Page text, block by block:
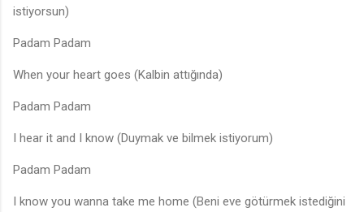
istiyorsun)
Padam Padam
When your heart goes (Kalbin attığında)
Padam Padam
I hear it and I know (Duymak ve bilmek istiyorum)
Padam Padam
I know you wanna take me home (Beni eve götürmek istediğini